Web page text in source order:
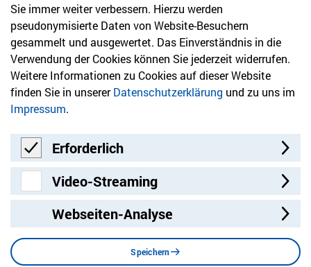
Newsletter
Bleiben Sie mit unserem Newsletter auf dem aktuellsten
Stand mit Themen, die Sie interessieren.
Jetzt anmelden
Besuchen Sie uns auf:
Instagram
Sie immer weiter verbessern. Hierzu werden
pseudonymisierte Daten von Website-Besuchern
gesammelt und ausgewertet. Das Einverständnis in die
Verwendung der Cookies können Sie jederzeit widerrufen.
Weitere Informationen zu Cookies auf dieser Website
finden Sie in unsererDatenschutzerklärung und zu uns im
Impressum.
Erforderlich
Erforderlich
Video-Streaming
Video-Streaming
Webseiten-Analyse
Speichern